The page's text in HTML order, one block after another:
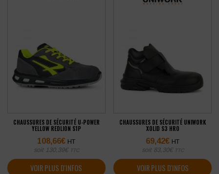
CHAUSSURES DE SÉCURITÉ U-POWER
YELLOW REDLION S1P
108,66€ HT
soit 130,39€ TTC
VOIR PLUS D'INFOS
CHAUSSURES DE SÉCURITÉ UNIWORK
XOLID S3 HRO
69,42€ HT
soit 83,30€ TTC
VOIR PLUS D'INFOS